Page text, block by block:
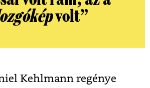
volt”
Kehlmann regénye